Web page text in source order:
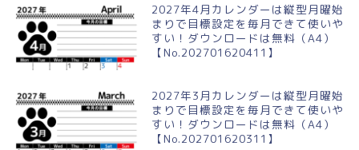
2027年4月カレンダーは縦型月曜始
まりで目標設定を毎月できて使いや
すい！ダウンロードは無料（A4）
【No.202701620411】
2027年3月カレンダーは縦型月曜始
まりで目標設定を毎月できて使いや
すい！ダウンロードは無料（A4）
【No.202701620311】